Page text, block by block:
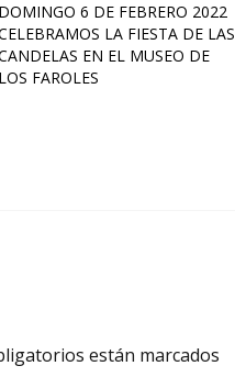
DOMINGO 6 DE FEBRERO 2022
LA FIESTA DE LAS
EN EL MUSEO DE
LOS FAROLES
están marcados